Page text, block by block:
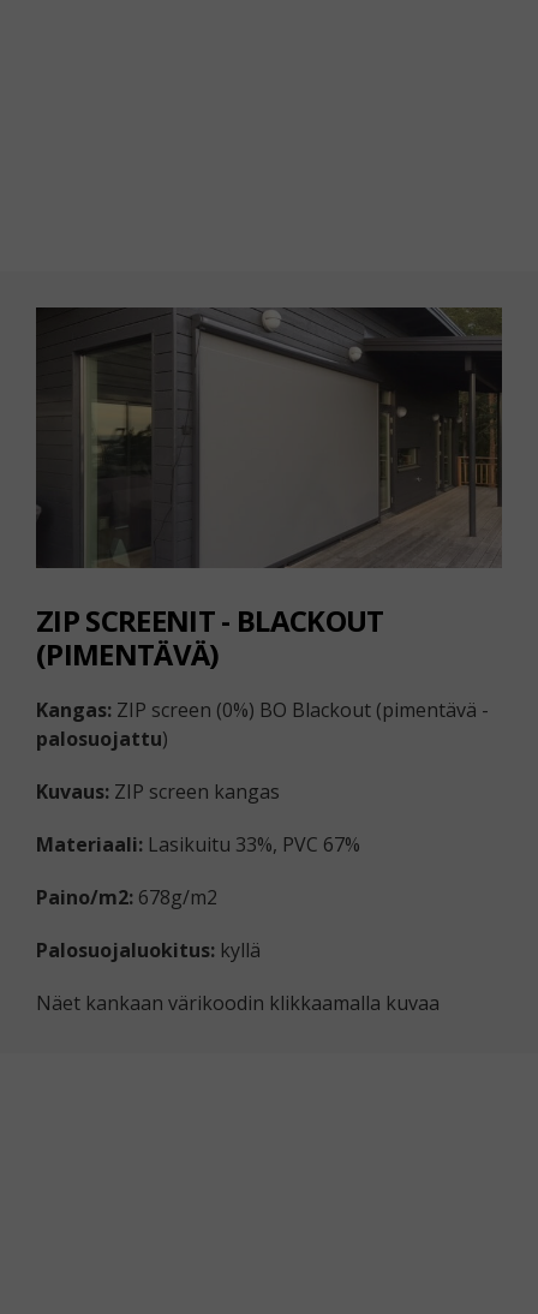
ZIP SCREENIT - BLACKOUT
(PIMENTÄVÄ)
Kangas: ZIP screen (0%) BO Blackout (pimentävä -
palosuojattu)
Kuvaus: ZIP screen kangas
Materiaali: Lasikuitu 33%, PVC 67%
Paino/m2: 678g/m2
Palosuojaluokitus: kyllä
Näet kankaan värikoodin klikkaamalla kuvaa